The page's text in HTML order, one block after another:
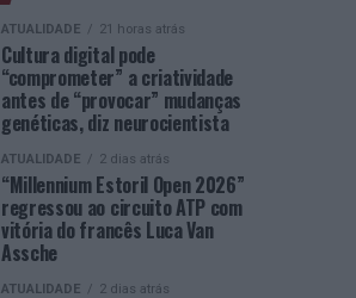
ATUALIDADE 21 horas atrás
Cultura digital pode
“comprometer” a criatividade
antes de “provocar” mudanças
genéticas, diz neurocientista
ATUALIDADE 2 dias atrás
“Millennium Estoril Open 2026”
regressou ao circuito ATP com
vitória do francês Luca Van
Assche
ATUALIDADE 2 dias atrás